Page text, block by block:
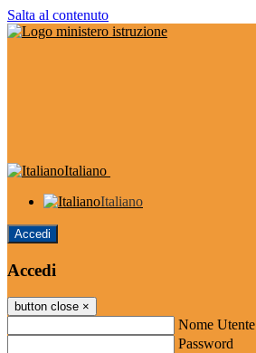
Salta al contenuto
Italiano
Italiano
Accedi
Accedi
button close ×
Nome Utente
Password